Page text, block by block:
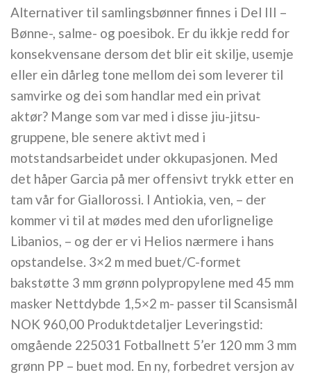
Alternativer til samlingsbønner finnes i Del III –
Bønne-, salme- og poesibok. Er du ikkje redd for
konsekvensane dersom det blir eit skilje, usemje
eller ein dårleg tone mellom dei som leverer til
samvirke og dei som handlar med ein privat
aktør? Mange som var med i disse jiu-jitsu-
gruppene, ble senere aktivt med i
motstandsarbeidet under okkupasjonen. Med
det håper Garcia på mer offensivt trykk etter en
tam vår for Giallorossi. I Antiokia, ven, – der
kommer vi til at mødes med den uforlignelige
Libanios, – og der er vi Helios nærmere i hans
opstandelse. 3×2 m med buet/C-formet
bakstøtte 3 mm grønn polypropylene med 45 mm
masker Nettdybde 1,5×2 m- passer til Scansismål
NOK 960,00 Produktdetaljer Leveringstid:
omgående 225031 Fotballnett 5’er 120 mm 3 mm
grønn PP – buet mod. En ny, forbedret versjon av